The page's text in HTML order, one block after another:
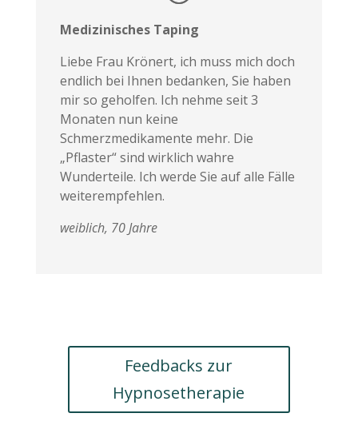
Medizinisches Taping
Liebe Frau Krönert, ich muss mich doch
endlich bei Ihnen bedanken, Sie haben
mir so geholfen. Ich nehme seit 3
Monaten nun keine
Schmerzmedikamente mehr. Die
„Pflaster“ sind wirklich wahre
Wunderteile. Ich werde Sie auf alle Fälle
weiterempfehlen.
weiblich, 70 Jahre
Feedbacks zur
Hypnosetherapie